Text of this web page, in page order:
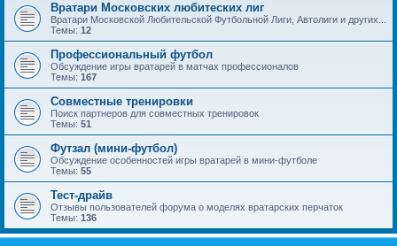
Вратари Московских любитеских лиг
Вратари Московской Любительской Футбольной Лиги, Автолиги и других...
Темы: 12
Профессиональный футбол
Обсуждение игры вратарей в матчах профессионалов
Темы: 167
Совместные тренировки
Поиск партнеров для совместных тренировок
Темы: 51
Футзал (мини-футбол)
Обсуждение особенностей игры вратарей в мини-футболе
Темы: 55
Тест-драйв
Отзывы пользователей форума о моделях вратарских перчаток
Темы: 136